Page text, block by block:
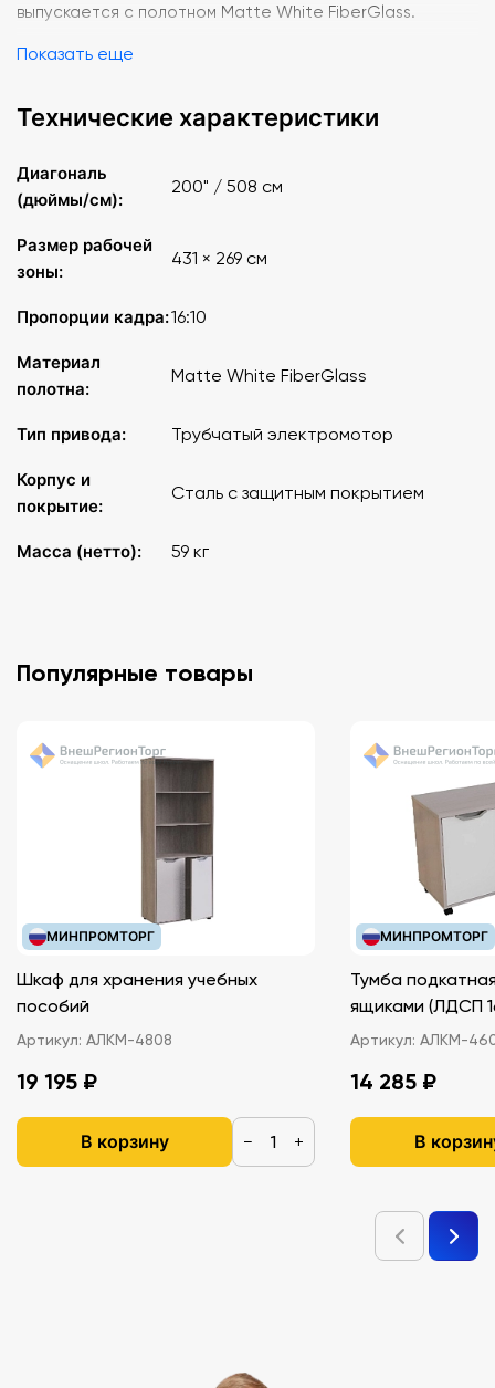
выпускается с полотном Matte White FiberGlass.
Тип конструкции Экран с электроприводом
Полотно Matte White
Формат 16:10
Диагональ, см/дюйм 508/200
Размер рабочей поверхности (см) 431 х 269
Размер экрана (ШxВxГ) (см) 441 х 284
Вес (нетто) 59 кг
Показать еще
Технические характеристики
Диагональ
(дюймы/см):
200" / 508 см
Размер рабочей
зоны:
431 × 269 см
Пропорции кадра:16:10
Материал
полотна:
Matte White FiberGlass
Тип привода: Трубчатый электромотор
Корпус и
покрытие:
Сталь с защитным покрытием
Масса (нетто): 59 кг
Популярные товары
МИНПРОМТОРГ
Шкаф для хранения учебных
пособий
Артикул: АЛКМ-4808
19 195 ₽
В корзину − +
МИНПРОМТОРГ
Тумба
ящиками
Артикул: АЛКМ-
14 285 ₽
В